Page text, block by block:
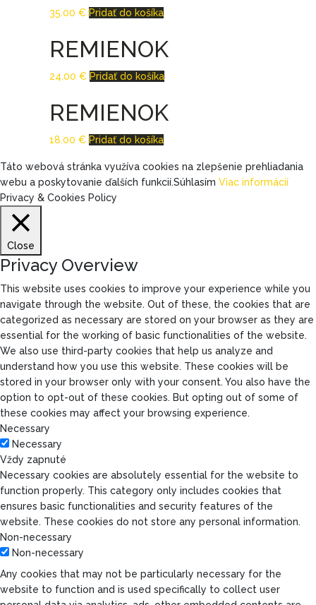
35.00 € Pridať do košíka
REMIENOK
24.00 € Pridať do košíka
REMIENOK
18.00 € Pridať do košíka
Táto webová stránka využíva cookies na zlepšenie prehliadania
webu a poskytovanie ďalších funkcií.Súhlasím Viac informácií
Privacy & Cookies Policy
Close
Privacy Overview
This website uses cookies to improve your experience while you
navigate through the website. Out of these, the cookies that are
categorized as necessary are stored on your browser as they are
essential for the working of basic functionalities of the website.
We also use third-party cookies that help us analyze and
understand how you use this website. These cookies will be
stored in your browser only with your consent. You also have the
option to opt-out of these cookies. But opting out of some of
these cookies may affect your browsing experience.
Necessary
Necessary
Vždy zapnuté
Necessary cookies are absolutely essential for the website to
function properly. This category only includes cookies that
ensures basic functionalities and security features of the
website. These cookies do not store any personal information.
Non-necessary
Non-necessary
Any cookies that may not be particularly necessary for the
website to function and is used specifically to collect user